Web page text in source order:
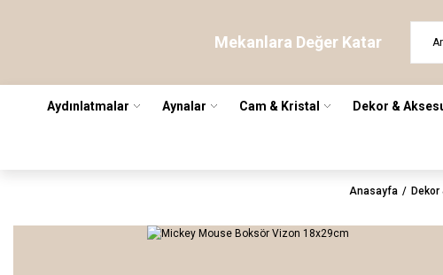
Mekanlara Değer Katar
Aydınlatmalar Aynalar Cam & Kristal Dekor &
Anasayfa